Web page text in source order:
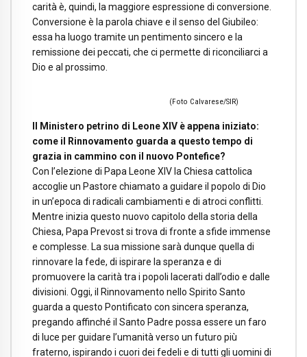
carità è, quindi, la maggiore espressione di conversione.
Conversione è la parola chiave e il senso del Giubileo:
essa ha luogo tramite un pentimento sincero e la
remissione dei peccati, che ci permette di riconciliarci a
Dio e al prossimo.
(Foto Calvarese/SIR)
Il Ministero petrino di Leone XIV è appena iniziato:
come il Rinnovamento guarda a questo tempo di
grazia in cammino con il nuovo Pontefice?
Con l’elezione di Papa Leone XIV la Chiesa cattolica
accoglie un Pastore chiamato a guidare il popolo di Dio
in un’epoca di radicali cambiamenti e di atroci conflitti.
Mentre inizia questo nuovo capitolo della storia della
Chiesa, Papa Prevost si trova di fronte a sfide immense
e complesse. La sua missione sarà dunque quella di
rinnovare la fede, di ispirare la speranza e di
promuovere la carità tra i popoli lacerati dall’odio e dalle
divisioni. Oggi, il Rinnovamento nello Spirito Santo
guarda a questo Pontificato con sincera speranza,
pregando affinché il Santo Padre possa essere un faro
di luce per guidare l’umanità verso un futuro più
fraterno, ispirando i cuori dei fedeli e di tutti gli uomini di